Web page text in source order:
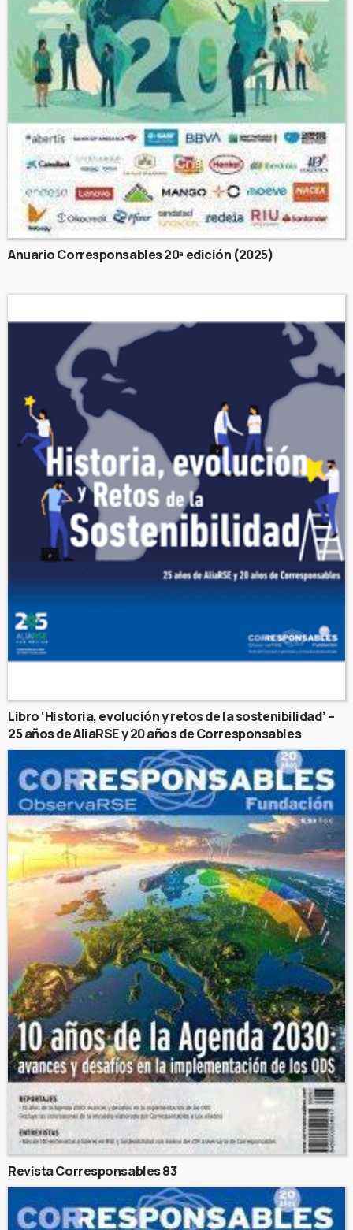
Anuario Corresponsables 20ª edición (2025)
Libro ‘Historia, evolución y retos de la sostenibilidad’ –
25 años de AliaRSE y 20 años de Corresponsables
Revista Corresponsables 83